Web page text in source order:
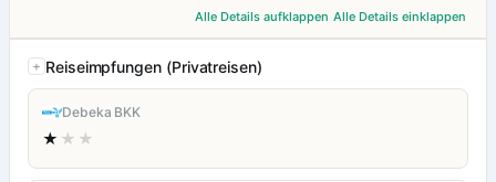
Alle Details aufklappen Alle Details einklappen
Reiseimpfungen (Privatreisen)
Debeka BKK
★ ★★